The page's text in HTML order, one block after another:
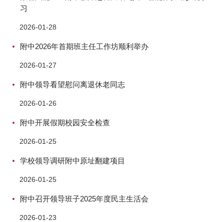
习
2026-01-28
附中2026年首期班主任工作坊顺利举办
2026-01-27
附中领导看望慰问离退休老同志
2026-01-26
附中开展假期校园安全检查
2026-01-25
学校领导调研附中原址翻建项目
2026-01-25
附中召开领导班子2025年度民主生活会
2026-01-23